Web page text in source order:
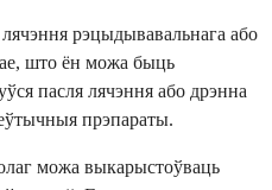
рэцыдывавальнага або
што ён можа быць
пасля лячэння або дрэнна
прэпараты.
можа выкарыстоўваць